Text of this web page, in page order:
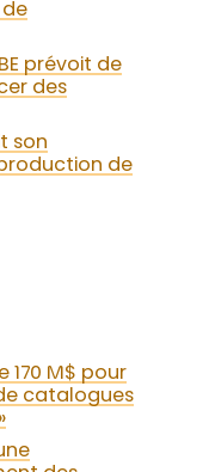
prévoit de
des
son
de
170 M$ pour
catalogues